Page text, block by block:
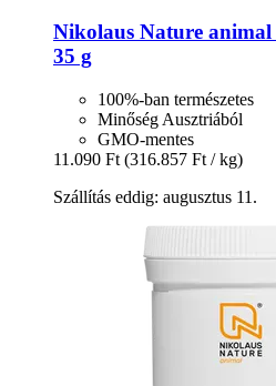
Nikolaus Nature animal
35 g
100%-ban természetes
Minőség Ausztriából
GMO-mentes
11.090 Ft (316.857 Ft / kg)
Szállítás eddig: augusztus 11.